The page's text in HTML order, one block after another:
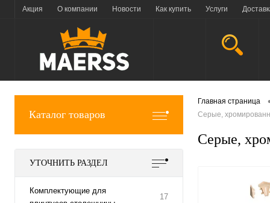
Акция О компании Новости Как купить Услуги
Каталог товаров
УТОЧНИТЬ РАЗДЕЛ
Комплектующие для
17
Главная страница
Серые,
Серые,